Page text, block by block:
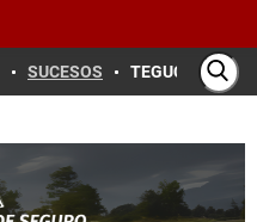
SUCESOS TEGUCIGALPA